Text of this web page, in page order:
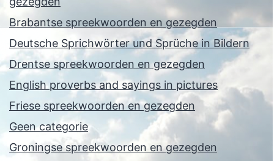
Brabantse spreekwoorden en gezegden
Deutsche Sprichwörter und Sprüche in Bildern
Drentse spreekwoorden en gezegden
English proverbs and sayings in pictures
Friese spreekwoorden en gezegden
Geen categorie
Groningse spreekwoorden en gezegden